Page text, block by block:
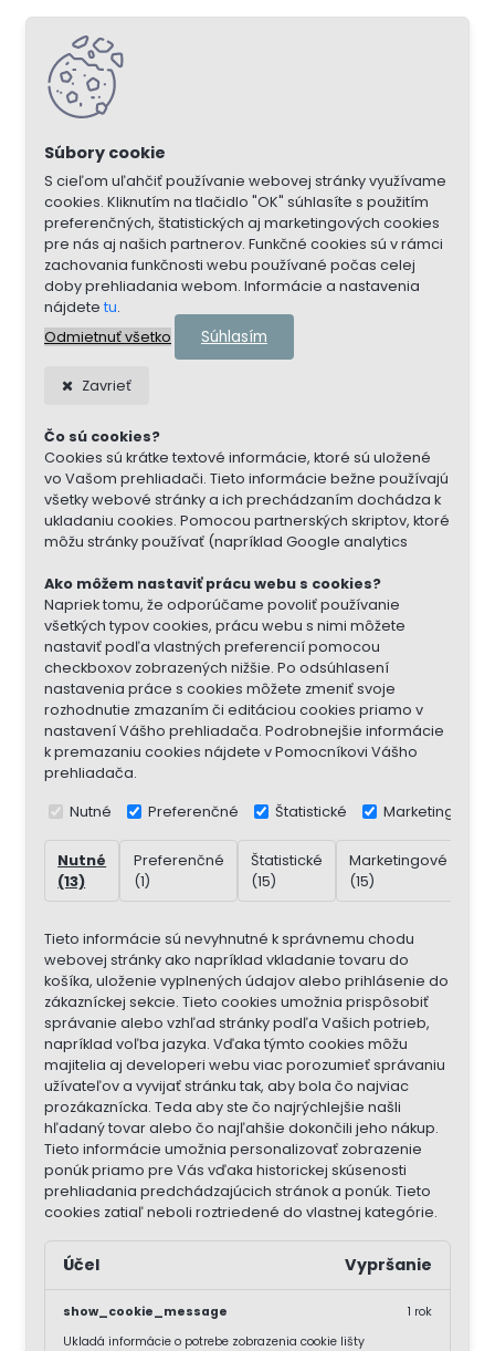
S cieľom uľahčiť používanie webovej stránky využívame
cookies. Kliknutím na tlačidlo "OK" súhlasíte s použitím
preferenčných, štatistických aj marketingových cookies
pre nás aj našich partnerov. Funkčné cookies sú v rámci
zachovania funkčnosti webu používané počas celej
doby prehliadania webom. Informácie a nastavenia
nájdete tu.
Odmietnuť všetko
Súhlasím
Zavrieť
Čo sú cookies?
Cookies sú krátke textové informácie, ktoré sú uložené
vo Vašom prehliadači. Tieto informácie bežne používajú
všetky webové stránky a ich prechádzaním dochádza k
ukladaniu cookies. Pomocou partnerských skriptov, ktoré
môžu stránky používať (napríklad Google analytics
Ako môžem nastaviť prácu webu s cookies?
Napriek tomu, že odporúčame povoliť používanie
všetkých typov cookies, prácu webu s nimi môžete
nastaviť podľa vlastných preferencií pomocou
checkboxov zobrazených nižšie. Po odsúhlasení
nastavenia práce s cookies môžete zmeniť svoje
rozhodnutie zmazaním či editáciou cookies priamo v
nastavení Vášho prehliadača. Podrobnejšie informácie
k premazaniu cookies nájdete v Pomocníkovi Vášho
prehliadača.
Nutné Preferenčné Štatistické Marketingové
Nutné
(13)
Preferenčné
(1)
Štatistické
(15)
Marketingové
(15)
Tieto informácie sú nevyhnutné k správnemu chodu
webovej stránky ako napríklad vkladanie tovaru do
košíka, uloženie vyplnených údajov alebo prihlásenie do
zákazníckej sekcie. Tieto cookies umožnia prispôsobiť
správanie alebo vzhľad stránky podľa Vašich potrieb,
napríklad voľba jazyka. Vďaka týmto cookies môžu
majitelia aj developeri webu viac porozumieť správaniu
užívateľov a vyvijať stránku tak, aby bola čo najviac
prozákaznícka. Teda aby ste čo najrýchlejšie našli
hľadaný tovar alebo čo najľahšie dokončili jeho nákup.
Tieto informácie umožnia personalizovať zobrazenie
ponúk priamo pre Vás vďaka historickej skúsenosti
prehliadania predchádzajúcich stránok a ponúk. Tieto
cookies zatiaľ neboli roztriedené do vlastnej kategórie.
Účel Vypršanie
show_cookie_message
Ukladá informácie o potrebe zobrazenia cookie lišty
1 rok